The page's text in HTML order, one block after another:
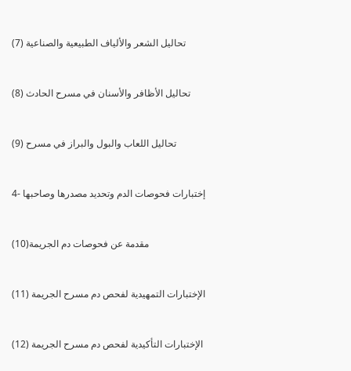
(7) تحاليل الشعر والألياف الطبيعية والصناعية
(8) تحاليل الأظافر والأسنان في مسرح الحادث
(9) تحاليل اللعاب والبول والبراز في مسرح
4- إختبارات فحوصات الدم وتحديد مصدرها وصاحبها
(10)مقدمة عن فحوصات دم الجريمة
(11) الإختبارات التمهيدية لفحص دم مسرح الجريمة
(12) الإختبارات التأكيدية لفحص دم مسرح الجريمة